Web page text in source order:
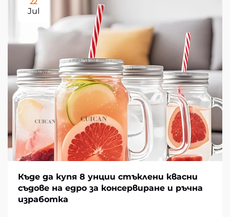
Jul
Къде да купя 8 унции стъклени квасни
съдове на едро за консервиране и ръчна
изработка